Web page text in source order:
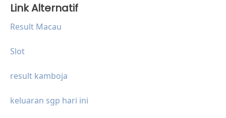
Link Alternatif
Result Macau
Slot
result kamboja
keluaran sgp hari ini